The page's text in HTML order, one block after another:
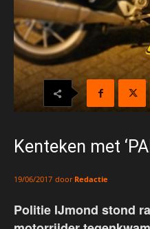
Kenteken met
19/06/2017 door Redactie
Politie IJmond stond